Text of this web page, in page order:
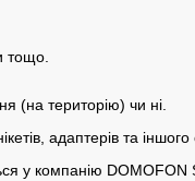
тощо.
(на територію) чи ні.
адаптерів та іншого
у компанію